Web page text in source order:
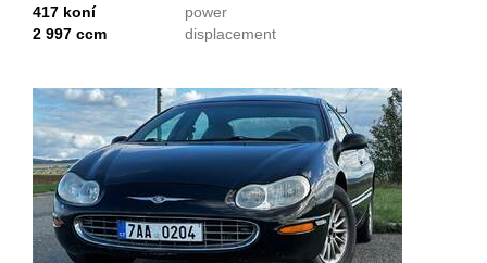
417 koní
power
2 997 ccm
displacement